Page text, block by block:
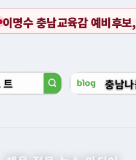
너진 충남교육 바로 세울